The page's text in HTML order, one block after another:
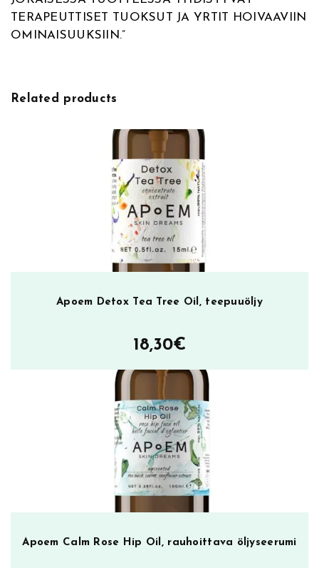
u
m
ä
TERAPEUTTISET TUOKSUT JA YRTIT HOIVAAVIIN
OMINAISUUKSIIN.”
Related products
Apoem Detox Tea Tree Oil, teepuuöljy
18,30€
Apoem Calm Rose Hip Oil, rauhoittava öljyseerumi